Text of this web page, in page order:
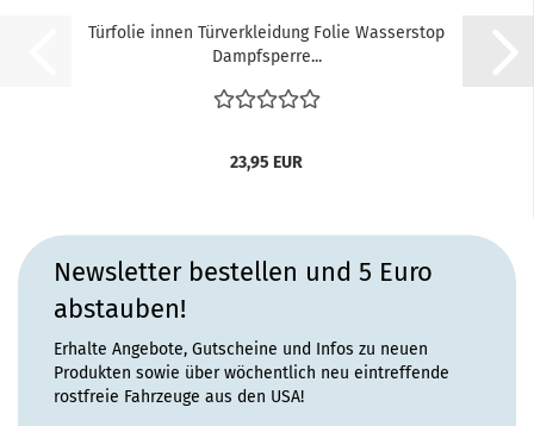
Türfolie innen Türverkleidung Folie Wasserstop
Dampfsperre...
23,95 EUR
Newsletter bestellen und 5 Euro
abstauben!
Erhalte Angebote, Gutscheine und Infos zu neuen
Produkten sowie über wöchentlich neu eintreffende
rostfreie Fahrzeuge aus den USA!